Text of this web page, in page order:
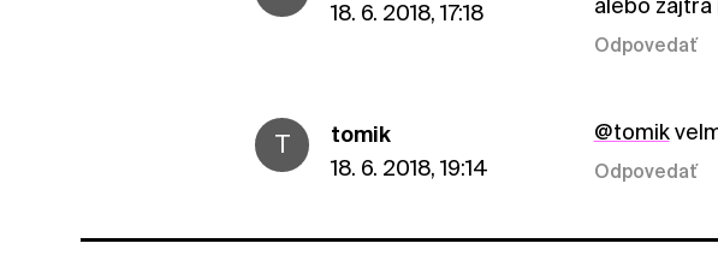
18. 6. 2018, 17:18
alebo zajtra
Odpovedať
T
tomik
18. 6. 2018, 19:14
@tomik
Odpovedať